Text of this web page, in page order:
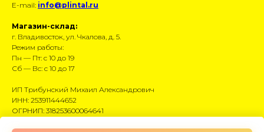
E-mail: info@plintal.ru
Магазин-склад:
г. Владивосток, ул. Чкалова, д. 5.
Режим работы:
Пн — Пт: с 10 до 19
Сб — Вс: с 10 до 17
ИП Трибунский Михаил Александрович
ИНН: 253911444652
ОГРНИП: 318253600064641